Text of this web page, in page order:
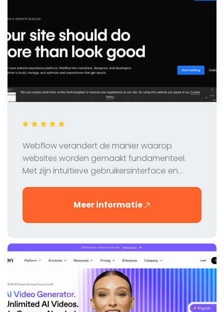
Webflow verandert de manier waarop
websites worden gemaakt fundamenteel.
Met zijn intuïtieve gebruikersinterface en
websites te maken zonder codering. In deze
recensie nemen we de functies, prijzen en
Meer informatie